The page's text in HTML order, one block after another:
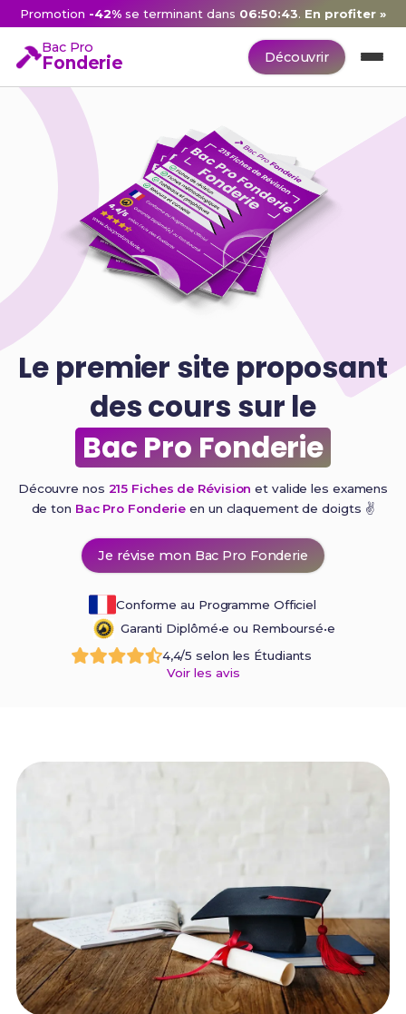
Promotion -42% se terminant dans 06:50:42. En profiter »
Bac Pro
Fonderie Découvrir
Le premier site proposant
des cours sur le
Bac Pro Fonderie
Découvre nos 215 Fiches de Révision et valide les examens
de ton Bac Pro Fonderie en un claquement dedoigts ✌️
Je révise mon Bac Pro Fonderie
Conforme au Programme Officiel
Garanti Diplômé•e ou Remboursé•e
4,4/5 selon les Étudiants
Voir les avis